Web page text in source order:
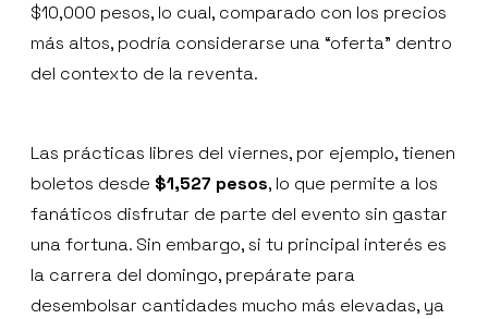
$10,000 pesos, lo cual, comparado con los precios
más altos, podría considerarse una “oferta” dentro
del contexto de la reventa.
Las prácticas libres del viernes, por ejemplo, tienen
boletos desde $1,527 pesos, lo que permite a los
fanáticos disfrutar de parte del evento sin gastar
una fortuna. Sin embargo, si tu principal interés es
la carrera del domingo, prepárate para
desembolsar cantidades mucho más elevadas, ya